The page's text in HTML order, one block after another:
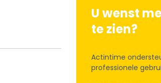
U wenst
te zien?
Actintime
professionele